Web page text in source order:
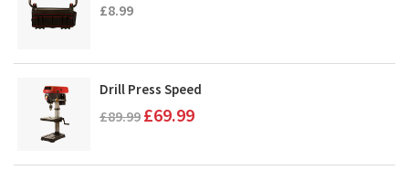
£8.99
Drill Press Speed
£89.99 Oorspronkelijke
£69.99Huidige